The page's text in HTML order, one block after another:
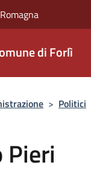
di Forlì
> Politici
Pieri